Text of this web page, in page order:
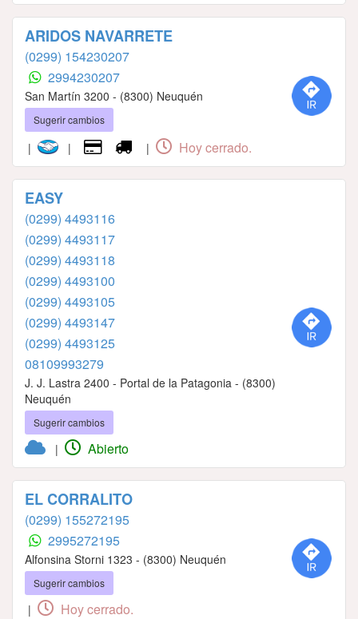
ARIDOS NAVARRETE
(0299) 154230207
2994230207
San Martín 3200 - (8300) Neuquén
Sugerir cambios
| | | Hoy cerrado.
EASY
(0299) 4493116
(0299) 4493117
(0299) 4493118
(0299) 4493100
(0299) 4493105
(0299) 4493147
(0299) 4493125
08109993279
J. J. Lastra 2400 - Portal de la Patagonia - (8300)
Neuquén
Sugerir cambios
| Abierto
EL CORRALITO
(0299) 155272195
2995272195
Alfonsina Storni 1323 - (8300) Neuquén
Sugerir cambios
| Hoy cerrado.